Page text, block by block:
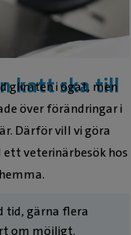
katt ska till
glimten i ögat, men
över förändringar i
Därför vill vi göra
veterinärbesök hos
tid, gärna flera
om möjligt.